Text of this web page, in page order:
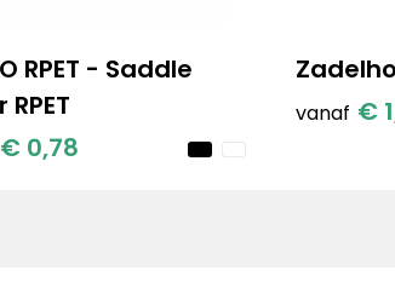
RPET - Saddle
€ 0,78
vanaf €